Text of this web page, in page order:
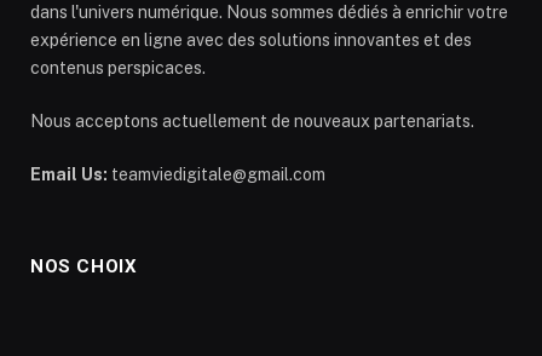
dans l'univers numérique. Nous sommes dédiés à enrichir votre
expérience en ligne avec des solutions innovantes et des
contenus perspicaces.
Nous acceptons actuellement de nouveaux partenariats.
Email Us: teamviedigitale@gmail.com
NOS CHOIX